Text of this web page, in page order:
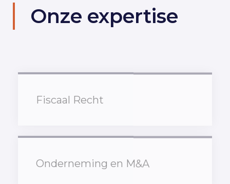
Onze expertise
Fiscaal Recht
Onderneming en M&A